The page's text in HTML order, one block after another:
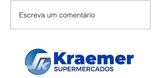
Escreva um comentário